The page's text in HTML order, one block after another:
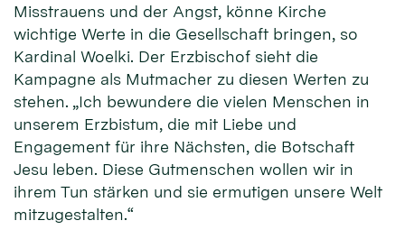
Misstrauens und der Angst, könne Kirche
wichtige Werte in die Gesellschaft bringen, so
Kardinal Woelki. Der Erzbischof sieht die
Kampagne als Mutmacher zu diesen Werten zu
stehen. „Ich bewundere die vielen Menschen in
unserem Erzbistum, die mit Liebe und
Engagement für ihre Nächsten, die Botschaft
Jesu leben. Diese Gutmenschen wollen wir in
ihrem Tun stärken und sie ermutigen unsere Welt
mitzugestalten.“